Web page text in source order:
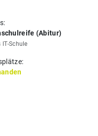
(Abitur)
Schule